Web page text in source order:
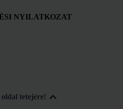
NYILATKOZAT
oldal tetejére!